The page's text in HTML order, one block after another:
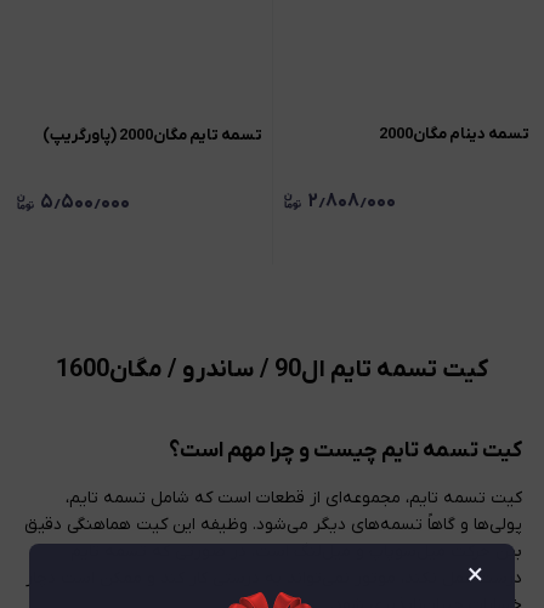
تسمه دینام مگان2000
۲٫۸۰۸٫۰۰۰
تسمه تايم مگان2000 (پاورگريپ)
۵٫۵۰۰٫۰۰۰
کیت تسمه تایم ال90 / ساندرو / مگان1600
کیت تسمه تایم چیست و چرا مهم است؟
کیت تسمه تایم، مجموعه‌ای از قطعات است که شامل تسمه تایم،
پولی‌ها و گاهاً تسمه‌های دیگر می‌شود. وظیفه این کیت هماهنگی دقیق
بین حرکت میل‌سوپاپ و میل‌لنگ است. در صورتی که تسمه تایم
درست عمل نکند، موتور نمی‌تواند به درستی کار کند و ممکن است دچار
×